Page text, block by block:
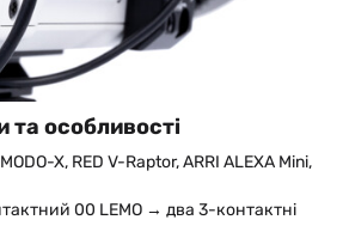
та особливості
X, RED V-Raptor, ARRI ALEXA Mini,
00 LEMO → два 3-контактні